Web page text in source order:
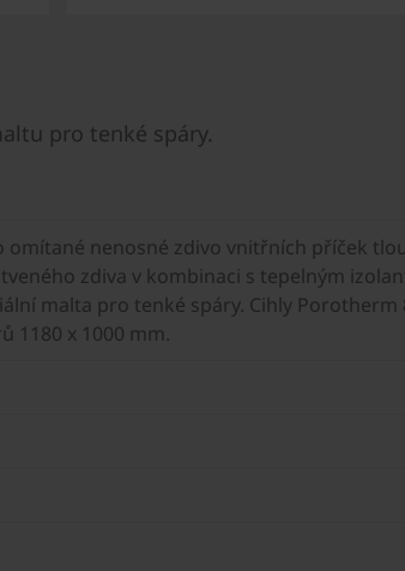
pro tenké spáry.
nenosné zdivo vnitřních příček
zdiva v kombinaci s tepelným
malta pro tenké spáry. Cihly Porotherm
1180 x 1000 mm.